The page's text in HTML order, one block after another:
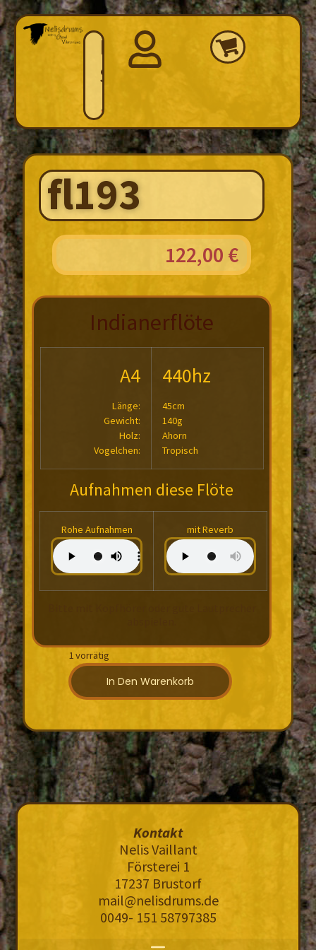
Home
Shop
fl193
122,00 €
Indianerflöte
A4
Länge:
Gewicht:
Holz:
Vogelchen:
440hz
45cm
140g
Ahorn
Tropisch
Aufnahmen diese Flöte
Rohe Aufnahmen mit Reverb
1 vorrätig
In Den Warenkorb
Kontakt
Nelis Vaillant
Försterei 1
17237 Brustorf
mail@nelisdrums.de
0049- 151 58797385